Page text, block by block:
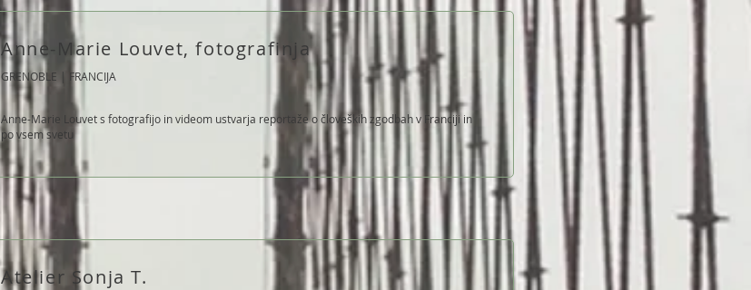
Anne-Marie Louvet, fotografinja
GRENOBLE | FRANCIJA
Anne-Marie Louvet s fotografijo in videom ustvarja reportaže o človeških zgodbah v Franciji in
po vsem svetu
Atelier Sonja T.